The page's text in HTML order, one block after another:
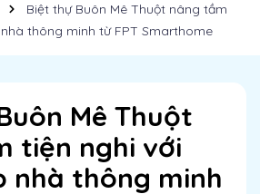
Biệt thự Buôn Mê Thuột nâng tầm
thông minh từ FPT Smarthome
Mê Thuột
tiện nghi với
nhà thông minh